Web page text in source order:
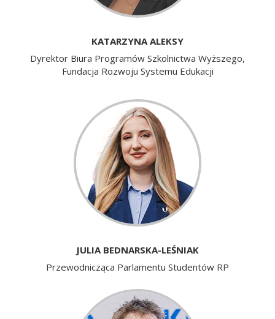
KATARZYNA ALEKSY
Dyrektor Biura Programów Szkolnictwa Wyższego,
Fundacja Rozwoju Systemu Edukacji
JULIA BEDNARSKA-LEŚNIAK
Przewodnicząca Parlamentu Studentów RP